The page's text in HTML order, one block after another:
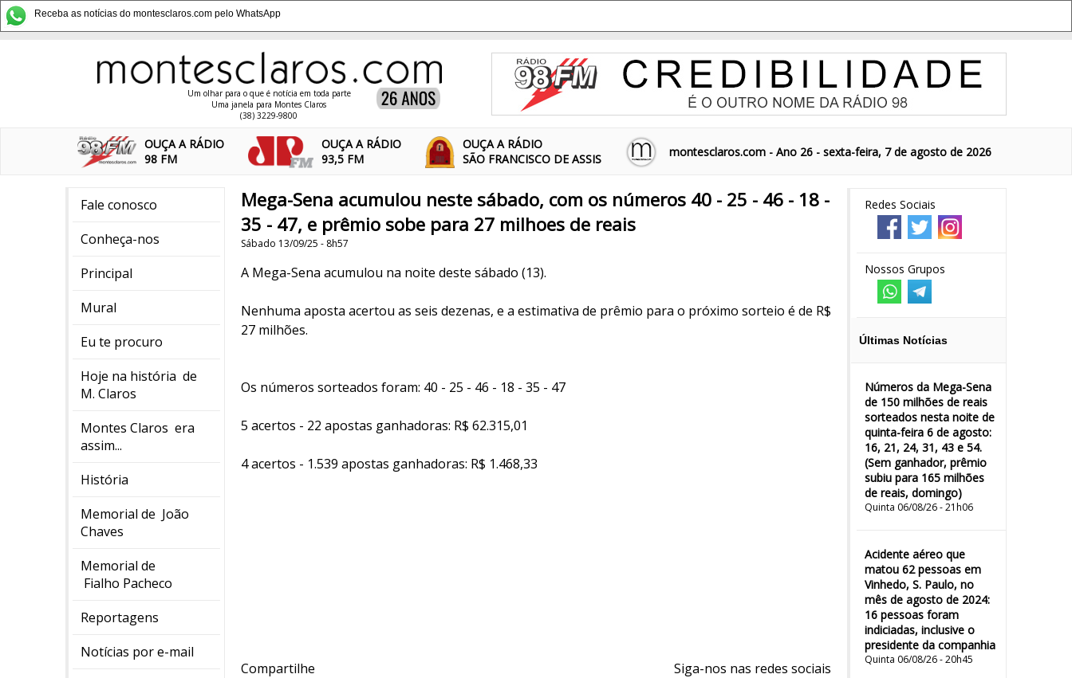
Receba as notícias do montesclaros.com pelo WhatsApp
Um olhar para o que é notícia em toda parte
Uma janela para Montes Claros
(38) 3229-9800
OUÇA A RÁDIO
98 FM
OUÇA A RÁDIO
93,5 FM
OUÇA A RÁDIO
SÃO FRANCISCO DE ASSIS
montesclaros.com - Ano 26 - sexta-feira, 7 de agosto de 2026
Fale conosco
Conheça-nos
Principal
Mural
Eu te procuro
Hoje na história de
M. Claros
Montes Claros era
assim...
História
Memorial de João
Chaves
Memorial de
Fialho Pacheco
Reportagens
Notícias por e-mail
Redes Sociais
Nossos Grupos
Últimas Notícias
Números da Mega-Sena
de 150 milhões de reais
sorteados nesta noite de
quinta-feira 6 de agosto:
16, 21, 24, 31, 43 e 54.
(Sem ganhador, prêmio
subiu para 165 milhões
de reais, domingo)
Quinta 06/08/26 - 21h06
Acidente aéreo que
matou 62 pessoas em
Vinhedo, S. Paulo, no
mês de agosto de 2024:
16 pessoas foram
indiciadas, inclusive o
presidente da companhia
Quinta 06/08/26 - 20h45
Mega-Sena acumulou neste sábado, com os números 40 - 25 - 46 - 18 -
35 - 47, e prêmio sobe para 27 milhoes de reais
Sábado 13/09/25 - 8h57
A Mega-Sena acumulou na noite deste sábado (13).
Nenhuma aposta acertou as seis dezenas, e a estimativa de prêmio para o próximo sorteio é de R$
27 milhões.
Os números sorteados foram: 40 - 25 - 46 - 18 - 35 - 47
5 acertos - 22 apostas ganhadoras: R$ 62.315,01
4 acertos - 1.539 apostas ganhadoras: R$ 1.468,33
Compartilhe Siga-nos nas redes sociais